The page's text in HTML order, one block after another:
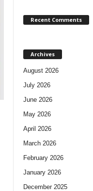
Recent Comments
Archives
August 2026
July 2026
June 2026
May 2026
April 2026
March 2026
February 2026
January 2026
December 2025